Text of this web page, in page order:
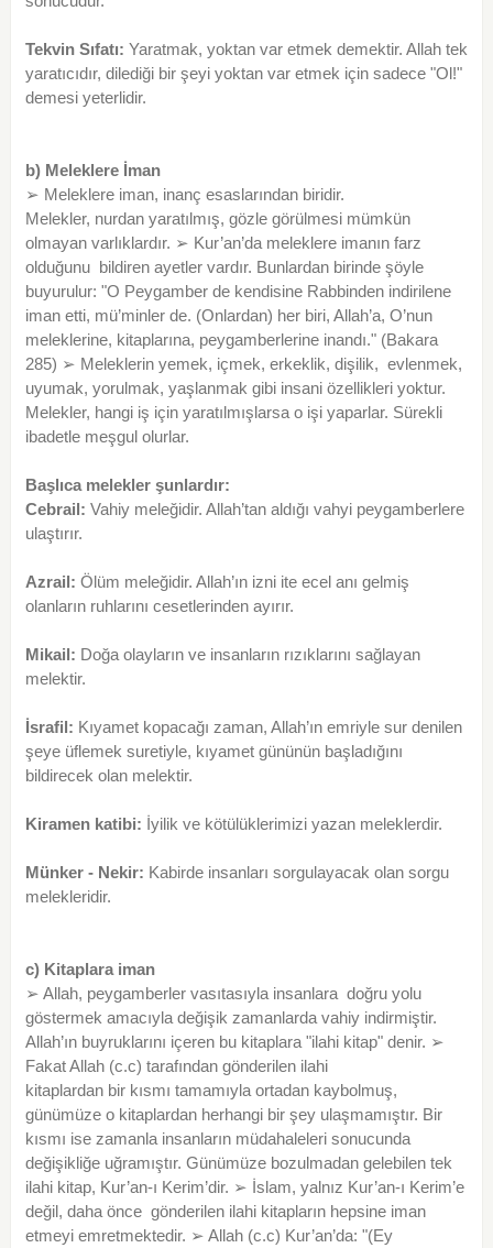
Tekvin Sıfatı: Yaratmak, yoktan var etmek demektir. Allah tek
yaratıcıdır, dilediği bir şeyi yoktan var etmek için sadece "Ol!"
demesi yeterlidir.
b) Meleklere İman
➢ Meleklere iman, inanç esaslarından biridir.
Melekler, nurdan yaratılmış, gözle görülmesi mümkün
olmayan varlıklardır. ➢ Kur’an’da meleklere imanın farz
olduğunu bildiren ayetler vardır. Bunlardan birinde şöyle
buyurulur: "O Peygamber de kendisine Rabbinden indirilene
iman etti, mü’minler de. (Onlardan) her biri, Allah’a, O’nun
meleklerine, kitaplarına, peygamberlerine inandı." (Bakara
285) ➢ Meleklerin yemek, içmek, erkeklik, dişilik, evlenmek,
uyumak, yorulmak, yaşlanmak gibi insani özellikleri yoktur.
Melekler, hangi iş için yaratılmışlarsa o işi yaparlar. Sürekli
ibadetle meşgul olurlar.
Başlıca melekler şunlardır:
Cebrail: Vahiy meleğidir. Allah’tan aldığı vahyi peygamberlere
ulaştırır.
Azrail: Ölüm meleğidir. Allah’ın izni ite ecel anı gelmiş
olanların ruhlarını cesetlerinden ayırır.
Mikail: Doğa olayların ve insanların rızıklarını sağlayan
melektir.
İsrafil: Kıyamet kopacağı zaman, Allah’ın emriyle sur denilen
şeye üflemek suretiyle, kıyamet gününün başladığını
bildirecek olan melektir.
Kiramen katibi: İyilik ve kötülüklerimizi yazan meleklerdir.
Münker - Nekir: Kabirde insanları sorgulayacak olan sorgu
melekleridir.
c) Kitaplara iman
➢ Allah, peygamberler vasıtasıyla insanlara doğru yolu
göstermek amacıyla değişik zamanlarda vahiy indirmiştir.
Allah’ın buyruklarını içeren bu kitaplara "ilahi kitap" denir. ➢
Fakat Allah (c.c) tarafından gönderilen ilahi
kitaplardan bir kısmı tamamıyla ortadan kaybolmuş,
günümüze o kitaplardan herhangi bir şey ulaşmamıştır. Bir
kısmı ise zamanla insanların müdahaleleri sonucunda
değişikliğe uğramıştır. Günümüze bozulmadan gelebilen tek
ilahi kitap, Kur’an-ı Kerim’dir. ➢ İslam, yalnız Kur’an-ı Kerim’e
değil, daha önce gönderilen ilahi kitapların hepsine iman
etmeyi emretmektedir. ➢ Allah (c.c) Kur’an’da: "(Ey